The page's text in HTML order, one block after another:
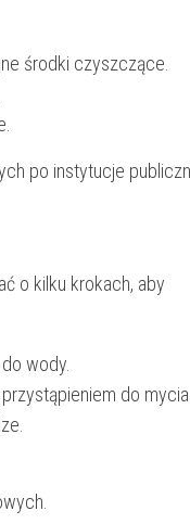
środki czyszczące.
po instytucje
o kilku krokach, aby
wody.
do mycia.